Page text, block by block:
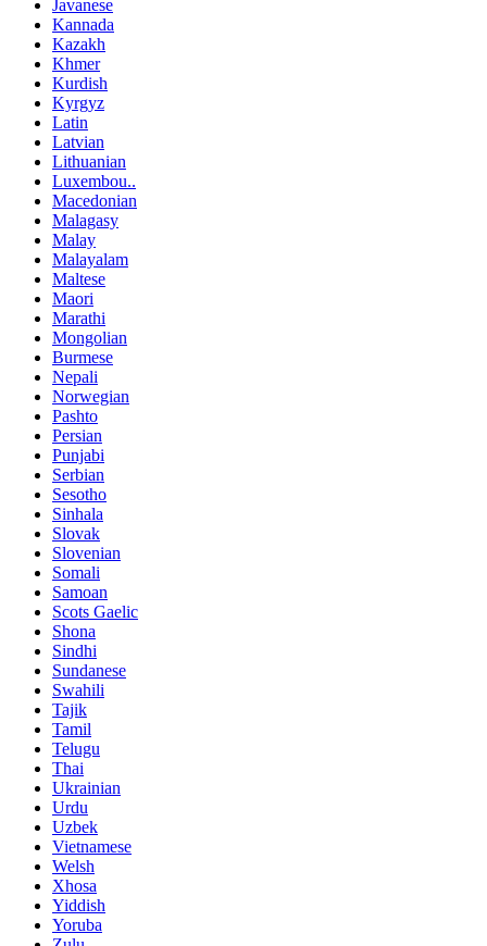
Javanese
Kannada
Kazakh
Khmer
Kurdish
Kyrgyz
Latin
Latvian
Lithuanian
Luxembou..
Macedonian
Malagasy
Malay
Malayalam
Maltese
Maori
Marathi
Mongolian
Burmese
Nepali
Norwegian
Pashto
Persian
Punjabi
Serbian
Sesotho
Sinhala
Slovak
Slovenian
Somali
Samoan
Scots Gaelic
Shona
Sindhi
Sundanese
Swahili
Tajik
Tamil
Telugu
Thai
Ukrainian
Urdu
Uzbek
Vietnamese
Welsh
Xhosa
Yiddish
Yoruba